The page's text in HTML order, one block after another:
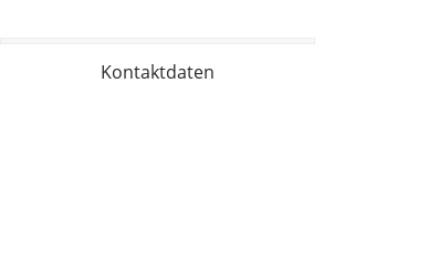
Kontaktdaten